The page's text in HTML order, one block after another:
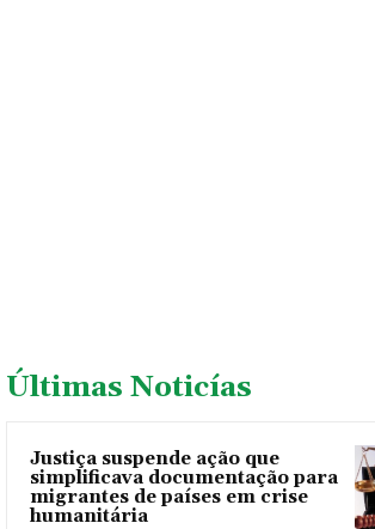
Últimas Noticías
Justiça suspende ação que
simplificava documentação para
migrantes de países em crise
humanitária